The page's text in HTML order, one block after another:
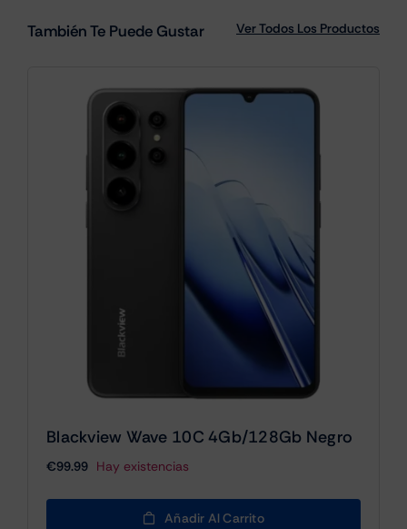
También Te Puede Gustar Ver Todos Los Productos
Blackview Wave 10C 4Gb/128Gb Negro
€99.99 Hay existencias
Añadir Al Carrito